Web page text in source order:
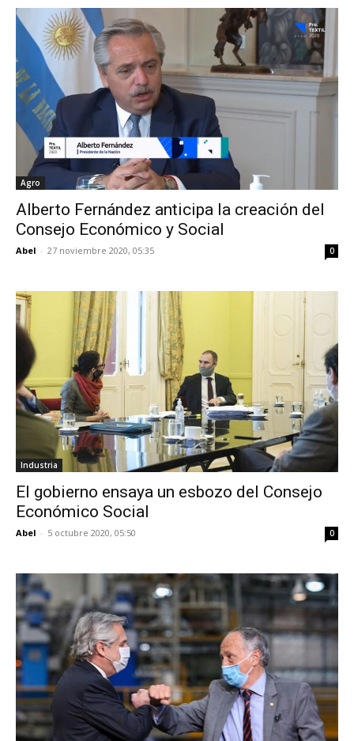
Agro
Alberto Fernández anticipa la creación del
Consejo Económico y Social
Abel - 27 noviembre 2020, 05:35 0
Industria
El gobierno ensaya un esbozo del Consejo
Económico Social
Abel - 5 octubre 2020, 05:50 0